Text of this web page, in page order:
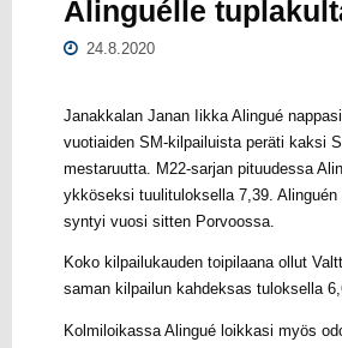
Alinguélle
24.8.2020
Janakkalan Janan Iikka Alingué
vuotiaiden SM-kilpailuista peräti kaksi
mestaruutta. M22-sarjan pituudessa
ykköseksi tuulituloksella 7,39. Alinguén
syntyi vuosi sitten Porvoossa.
Koko kilpailukauden toipilaana ollut
saman kilpailun kahdeksas tuloksella
Kolmiloikassa Alingué loikkasi myös